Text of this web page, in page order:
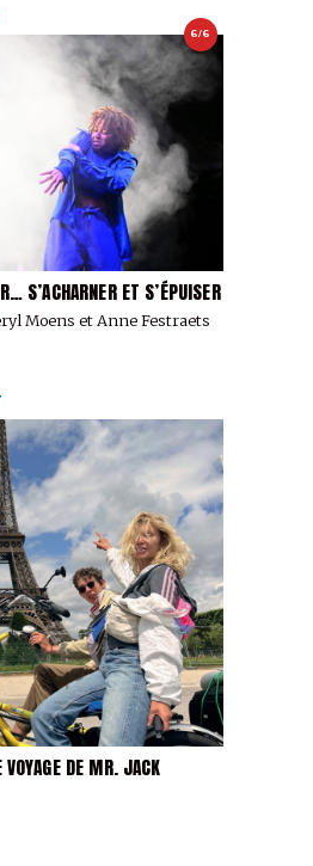
6/6
S’ACHARNER ET S’ÉPUISER
Moens et Anne Festraets
VOYAGE DE MR. JACK